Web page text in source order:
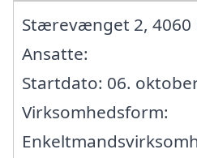
Stærevænget 2, 4060
Ansatte:
Startdato: 06.
Virksomhedsform: